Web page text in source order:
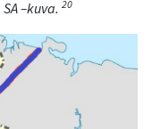
SA –kuva. 20